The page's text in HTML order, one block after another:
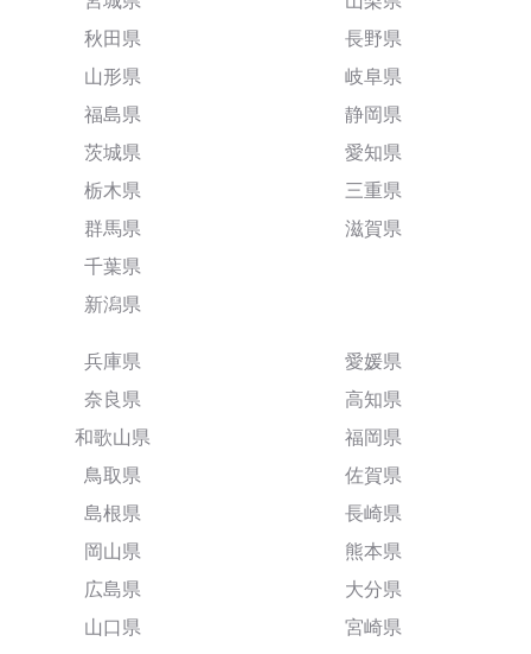
秋田県
山形県
福島県
茨城県
栃木県
群馬県
千葉県
新潟県
長野県
岐阜県
静岡県
愛知県
三重県
滋賀県
兵庫県
奈良県
和歌山県
鳥取県
島根県
岡山県
広島県
山口県
愛媛県
高知県
福岡県
佐賀県
長崎県
熊本県
大分県
宮崎県